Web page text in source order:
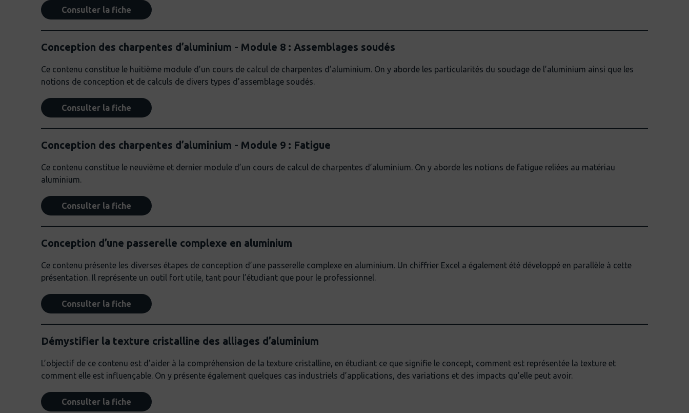
Consulter la fiche
Conception des charpentes d’aluminium - Module 8 : Assemblages soudés
Ce contenu constitue le huitième module d’un cours de calcul de charpentes d’aluminium. On y aborde les particularités du soudage de l’aluminium ainsi que les
notions de conception et de calculs de divers types d’assemblage soudés.
Consulter la fiche
Conception des charpentes d’aluminium - Module 9 : Fatigue
Ce contenu constitue le neuvième et dernier module d’un cours de calcul de charpentes d’aluminium. On y aborde les notions de fatigue reliées au matériau
aluminium.
Consulter la fiche
Conception d’une passerelle complexe en aluminium
Ce contenu présente les diverses étapes de conception d’une passerelle complexe en aluminium. Un chiffrier Excel a également été développé en parallèle à cette
présentation. Il représente un outil fort utile, tant pour l’étudiant que pour le professionnel.
Consulter la fiche
Démystifier la texture cristalline des alliages d’aluminium
L’objectif de ce contenu est d’aider à la compréhension de la texture cristalline, en étudiant ce que signifie le concept, comment est représentée la texture et
comment elle est influençable. On y présente également quelques cas industriels d’applications, des variations et des impacts qu’elle peut avoir.
Consulter la fiche